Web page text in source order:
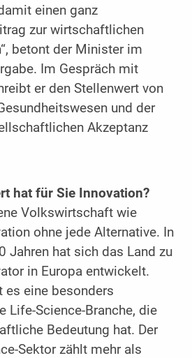
einen ganz
zur wirtschaftlichen
betont der Minister im
Im Gespräch mit
er den Stellenwert von
und der
Akzeptanz
hat für Sie Innovation?
Volkswirtschaft wie
ohne jede Alternative. In
Jahren hat sich das Land zu
in Europa entwickelt.
eine besonders
Life-Science-Branche, die
Bedeutung hat. Der
Sektor zählt mehr als